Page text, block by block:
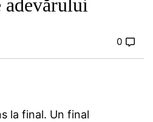
0
la final. Un final